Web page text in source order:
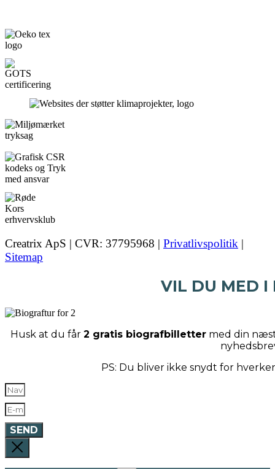
Creatrix ApS | CVR: 37795968 | Privatlivspolitik |
Sitemap
VIL DU MED I
Husk at du får 2 gratis biografbillettermed din
PS: Du bliver ikke snydt for
SEND